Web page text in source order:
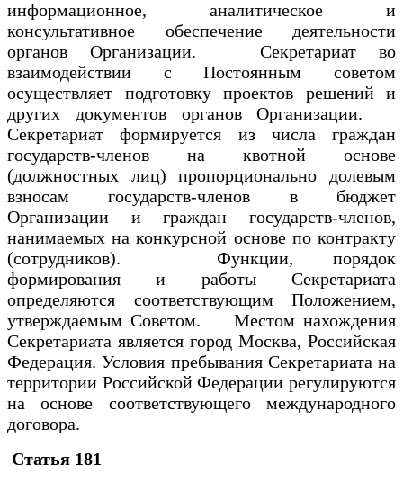
информационное, аналитическое и
консультативное обеспечение деятельности
органов Организации. Секретариат во
взаимодействии с Постоянным советом
осуществляет подготовку проектов решений и
других документов органов Организации.
Секретариат формируется из числа граждан
государств-членов на квотной основе
(должностных лиц) пропорционально долевым
взносам государств-членов в бюджет
Организации и граждан государств-членов,
нанимаемых на конкурсной основе по контракту
(сотрудников). Функции, порядок
формирования и работы Секретариата
определяются соответствующим Положением,
утверждаемым Советом. Местом нахождения
Секретариата является город Москва, Российская
Федерация. Условия пребывания Секретариата на
территории Российской Федерации регулируются
на основе соответствующего международного
договора.
Статья 181